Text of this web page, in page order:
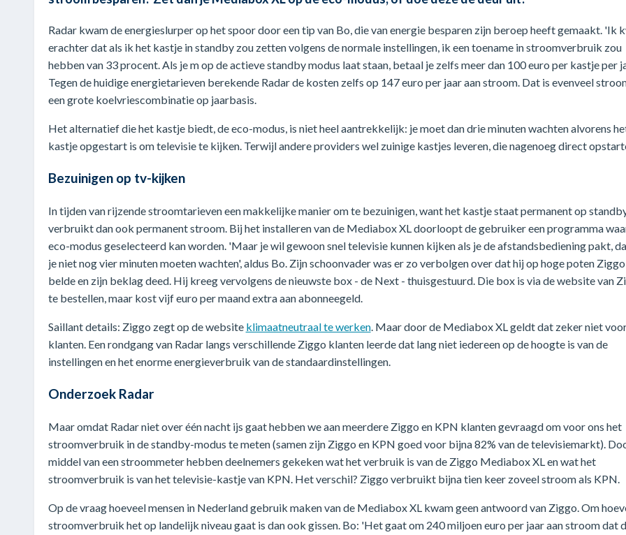
Radar kwam de energieslurper op het spoor door een tip van Bo, die van energie besparen zijn beroep heeft gemaakt. 'Ik
erachter dat als ik het kastje in standby zou zetten volgens de normale instellingen, ik een toename in stroomverbruik zou
hebben van 33 procent. Als je m op de actieve standby modus laat staan, betaal je zelfs meer dan 100 euro per kastje per
Tegen de huidige energietarieven berekende Radar de kosten zelfs op 147 euro per jaar aan stroom. Dat is evenveel
een grote koelvriescombinatie op jaarbasis.
Het alternatief die het kastje biedt, de eco-modus, is niet heel aantrekkelijk: je moet dan drie minuten wachten alvorens
kastje opgestart is om televisie te kijken. Terwijl andere providers wel zuinige kastjes leveren, die nagenoeg direct
Bezuinigen op tv-kijken
In tijden van rijzende stroomtarieven een makkelijke manier om te bezuinigen, want het kastje staat permanent op
verbruikt dan ook permanent stroom. Bij het installeren van de Mediabox XL doorloopt de gebruiker een programma
eco-modus geselecteerd kan worden. 'Maar je wil gewoon snel televisie kunnen kijken als je de afstandsbediening pakt,
je niet nog vier minuten moeten wachten', aldus Bo. Zijn schoonvader was er zo verbolgen over dat hij op hoge poten Ziggo
belde en zijn beklag deed. Hij kreeg vervolgens de nieuwste box - de Next - thuisgestuurd. Die box is via de website van
te bestellen, maar kost vijf euro per maand extra aan abonneegeld.
Saillant details: Ziggo zegt op de website klimaatneutraal te werken. Maar door de Mediabox XL geldt dat zeker niet
klanten. Een rondgang van Radar langs verschillende Ziggo klanten leerde dat lang niet iedereen op de hoogte is van de
instellingen en het enorme energieverbruik van de standaardinstellingen.
Onderzoek Radar
Maar omdat Radar niet over één nacht ijs gaat hebben we aan meerdere Ziggo en KPN klanten gevraagd om voor ons het
stroomverbruik in de standby-modus te meten (samen zijn Ziggo en KPN goed voor bijna 82% van de televisiemarkt).
middel van een stroommeter hebben deelnemers gekeken wat het verbruik is van de Ziggo Mediabox XL en wat het
stroomverbruik is van het televisie-kastje van KPN. Het verschil? Ziggo verbruikt bijna tien keer zoveel stroom als KPN.
Op de vraag hoeveel mensen in Nederland gebruik maken van de Mediabox XL kwam geen antwoord van Ziggo. Om
stroomverbruik het op landelijk niveau gaat is dan ook gissen. Bo: 'Het gaat om 240 miljoen euro per jaar aan stroom dat